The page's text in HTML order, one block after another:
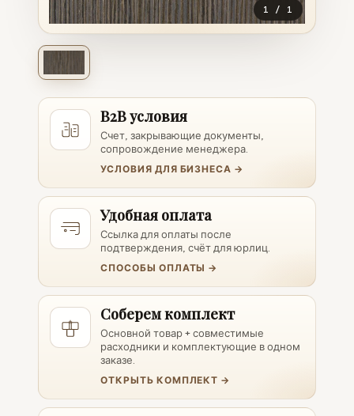
1 / 1
B2B условия
Счет, закрывающие документы,
сопровождение менеджера.
УСЛОВИЯ ДЛЯ БИЗНЕСА →
Удобная оплата
Ссылка для оплаты после
подтверждения, счёт для юрлиц.
СПОСОБЫ ОПЛАТЫ →
Соберем комплект
Основной товар + совместимые
расходники и комплектующие в одном
заказе.
ОТКРЫТЬ КОМПЛЕКТ →